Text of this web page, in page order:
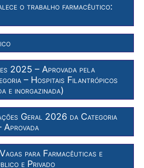
o trabalho farmacêutico:
2025 – Aprovada pela
– Hospitais Filantrópicos
e inorgazinada)
Geral 2026 da Categoria
Aprovada
para Farmacêuticas e
e Privado